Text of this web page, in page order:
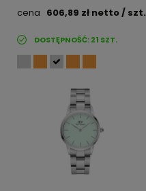
cena 606,89 zł netto/ szt.
DOSTĘPNOŚĆ:21 SZT.